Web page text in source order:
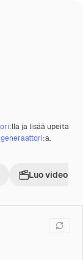
:lla ja lisää upeita
:a.
Luo